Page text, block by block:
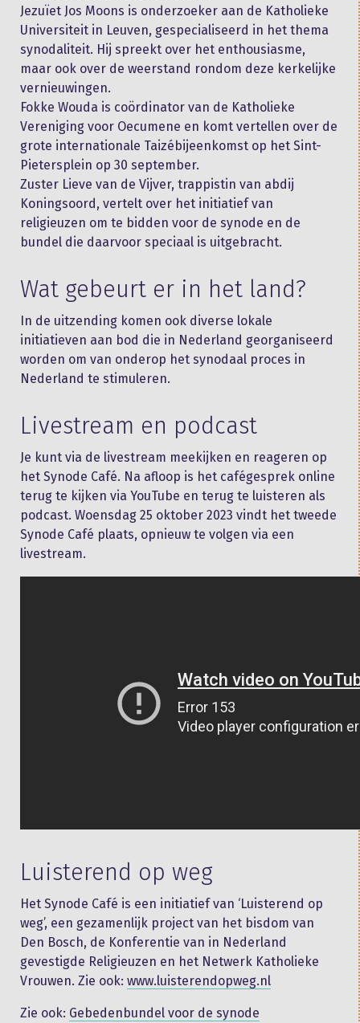
Jezuïet Jos Moons is onderzoeker aan de Katholieke
Universiteit in Leuven, gespecialiseerd in het thema
synodaliteit. Hij spreekt over het enthousiasme,
maar ook over de weerstand rondom deze kerkelijke
vernieuwingen.
Fokke Wouda is coördinator van de Katholieke
Vereniging voor Oecumene en komt vertellen over de
grote internationale Taizébijeenkomst op het Sint-
Pietersplein op 30 september.
Zuster Lieve van de Vijver, trappistin van abdij
Koningsoord, vertelt over het initiatief van
religieuzen om te bidden voor de synode en de
bundel die daarvoor speciaal is uitgebracht.
Wat gebeurt er in het land?
In de uitzending komen ook diverse lokale
initiatieven aan bod die in Nederland georganiseerd
worden om van onderop het synodaal proces in
Nederland te stimuleren.
Livestream en podcast
Je kunt via de livestream meekijken en reageren op
het Synode Café. Na afloop is het cafégesprek online
terug te kijken via YouTube en terug te luisteren als
podcast. Woensdag 25 oktober 2023 vindt het tweede
Synode Café plaats, opnieuw te volgen via een
livestream.
Luisterend op weg
Het Synode Café is een initiatief van ‘Luisterend op
weg’, een gezamenlijk project van het bisdom van
Den Bosch, de Konferentie van in Nederland
gevestigde Religieuzen en het Netwerk Katholieke
Vrouwen. Zie ook: www.luisterendopweg.nl
Zie ook: Gebedenbundel voor de synode